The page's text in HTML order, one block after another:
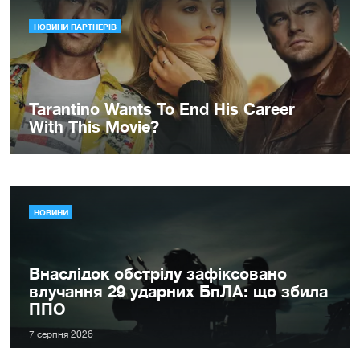
НОВИНИ
Внаслідок обстрілу зафіксовано
влучання 29 ударних БпЛА: що збила
ППО
7 серпня 2026